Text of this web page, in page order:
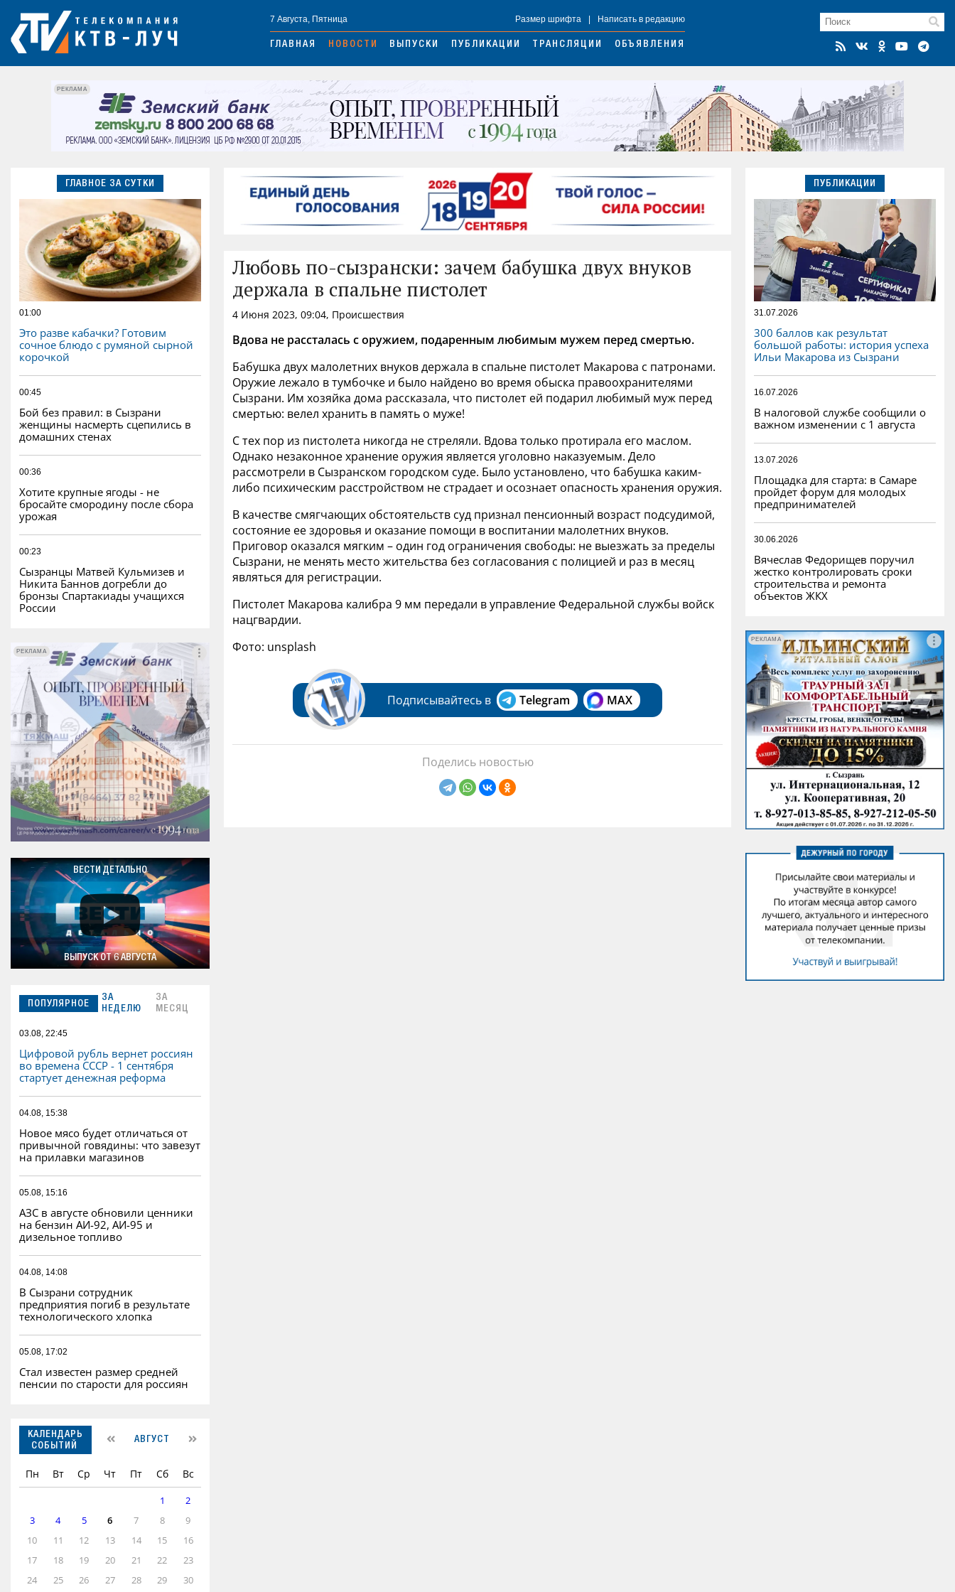
7 Августа, Пятница Размер шрифта Написать в редакцию
ГЛАВНАЯ НОВОСТИ ВЫПУСКИ ПУБЛИКАЦИИ ТРАНСЛЯЦИИ ОБЪЯВЛЕНИЯ
РЕКЛАМА
ГЛАВНОЕ ЗА СУТКИ
01:00
Это разве кабачки? Готовим
сочное блюдо с румяной сырной
корочкой
00:45
Бой без правил: в Сызрани
женщины насмерть сцепились в
домашних стенах
00:36
Хотите крупные ягоды - не
бросайте смородину после сбора
урожая
00:23
Сызранцы Матвей Кульмизев и
Никита Баннов догребли до
бронзы Спартакиады учащихся
России
РЕКЛАМА
РЕКЛАМА
ВЕСТИ ДЕТАЛЬНО
ВЫПУСК ОТ 6 АВГУСТА
ПОПУЛЯРНОЕ
ЗА
НЕДЕЛЮ
ЗА
МЕСЯЦ
03.08, 22:45
Цифровой рубль вернет россиян
во времена СССР - 1 сентября
стартует денежная реформа
04.08, 15:38
Новое мясо будет отличаться от
привычной говядины: что завезут
на прилавки магазинов
05.08, 15:16
АЗС в августе обновили ценники
на бензин АИ-92, АИ-95 и
дизельное топливо
04.08, 14:08
В Сызрани сотрудник
предприятия погиб в результате
технологического хлопка
05.08, 17:02
Стал известен размер средней
пенсии по старости для россиян
КАЛЕНДАРЬ
СОБЫТИЙ
АВГУСТ
Пн Вт Ср Чт Пт Сб Вс
1
2
3
4 5 6 7 8
9
10
11 12 13 14 15
16
17
18 19 20 21 22
23
24
25 26 27 28 29 30
Любовь по-сызрански: зачем бабушка двух внуков
держала в спальне пистолет
4 Июня 2023, 09:04, Происшествия
Вдова не рассталась с оружием, подаренным любимым мужем перед смертью.
Бабушка двух малолетних внуков держала в спальне пистолет Макарова с патронами.
Оружие лежало в тумбочке и было найдено во время обыска правоохранителями
Сызрани. Им хозяйка дома рассказала, что пистолет ей подарил любимый муж перед
смертью: велел хранить в память о муже!
С тех пор из пистолета никогда не стреляли. Вдова только протирала его маслом.
Однако незаконное хранение оружия является уголовно наказуемым. Дело
рассмотрели в Сызранском городском суде. Было установлено, что бабушка каким-
либо психическим расстройством не страдает и осознает опасность хранения оружия.
В качестве смягчающих обстоятельств суд признал пенсионный возраст подсудимой,
состояние ее здоровья и оказание помощи в воспитании малолетних внуков.
Приговор оказался мягким – один год ограничения свободы: не выезжать за пределы
Сызрани, не менять место жительства без согласования с полицией и раз в месяц
являться для регистрации.
Пистолет Макарова калибра 9 мм передали в управление Федеральной службы войск
нацгвардии.
Фото: unsplash
Подписывайтесь в Telegram MAX
Поделись новостью
ПУБЛИКАЦИИ
31.07.2026
300 баллов как результат
большой работы: история успеха
Ильи Макарова из Сызрани
16.07.2026
В налоговой службе сообщили о
важном изменении с 1 августа
13.07.2026
Площадка для старта: в Самаре
пройдет форум для молодых
предпринимателей
30.06.2026
Вячеслав Федорищев поручил
жестко контролировать сроки
строительства и ремонта
объектов ЖКХ
РЕКЛАМА